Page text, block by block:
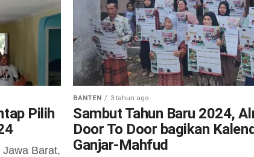
Pilih
Barat,
BANTEN 3 tahun ago
Sambut Tahun Baru 2024,
Door To Door bagikan
Ganjar-Mahfud